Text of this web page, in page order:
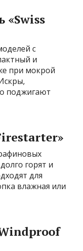
«Swiss
с
и
при мокрой
поджигают
горят и
для
влажная или